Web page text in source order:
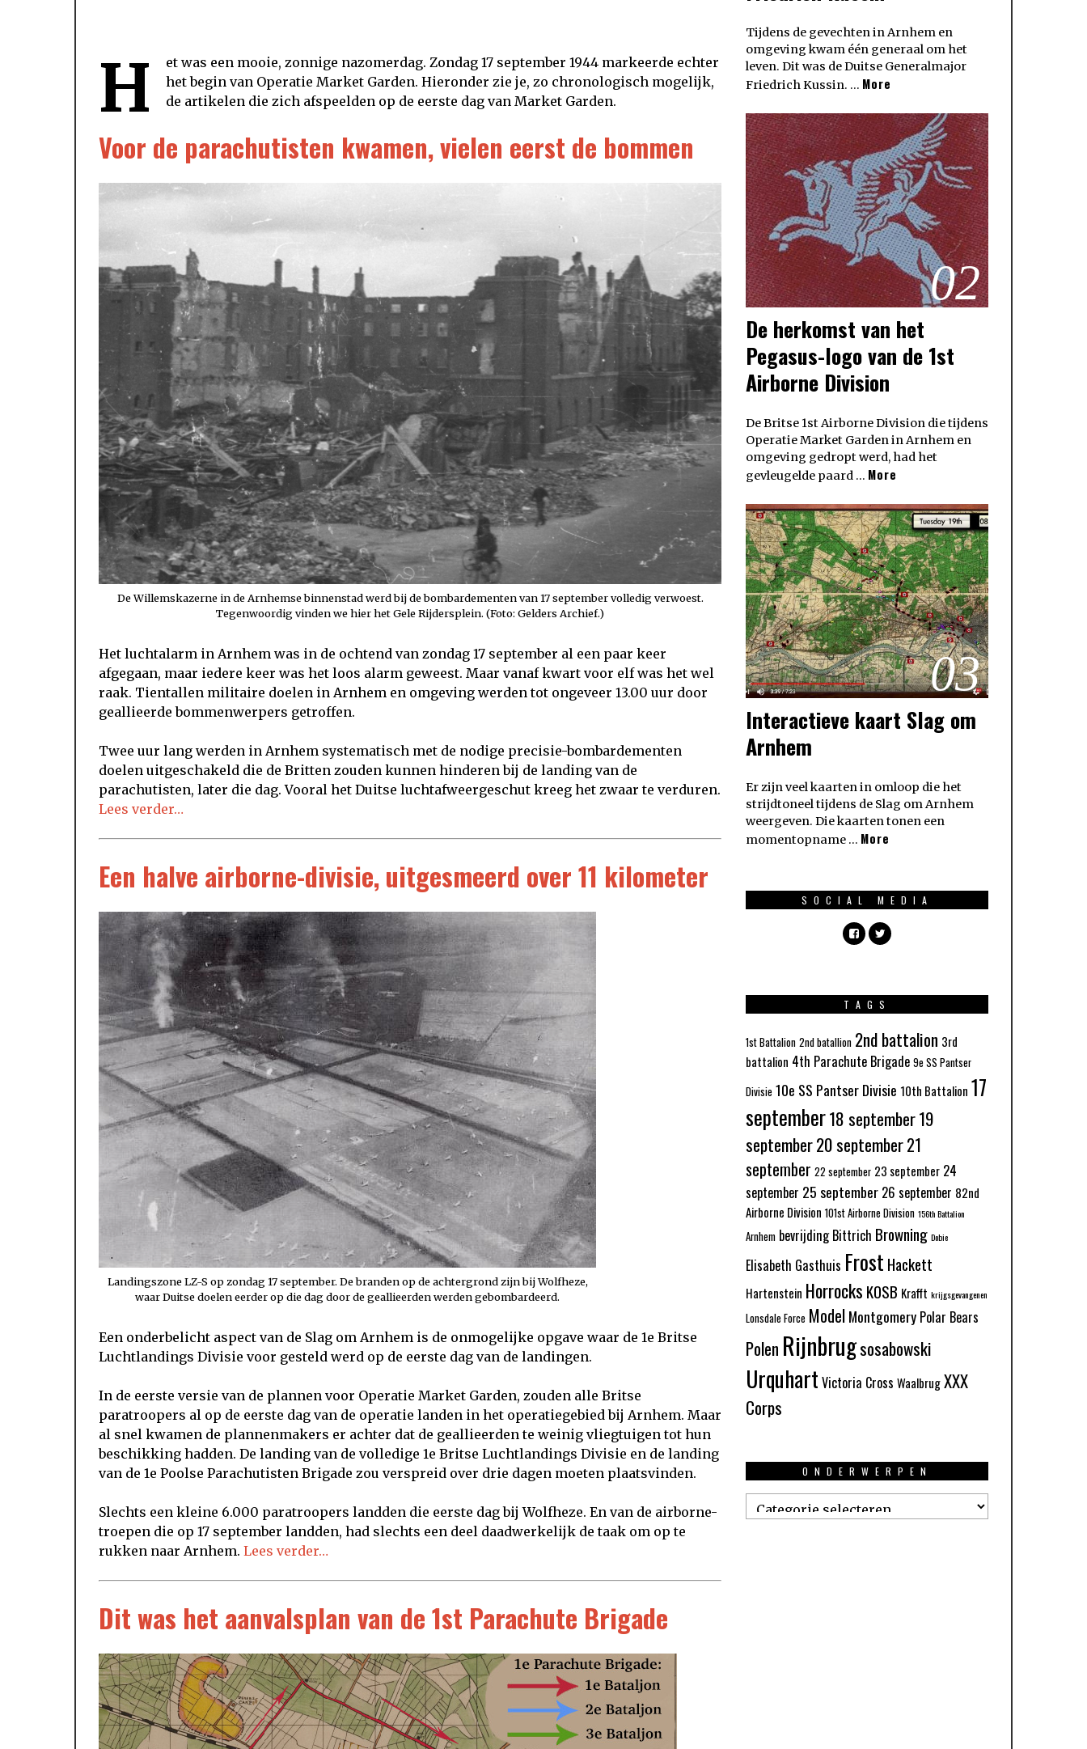
H
et was een mooie, zonnige nazomerdag. Zondag 17 september 1944 markeerde echter
het begin van Operatie Market Garden. Hieronder zie je, zo chronologisch mogelijk,
de artikelen die zich afspeelden op de eerste dag van Market Garden.
Voor de parachutisten kwamen, vielen eerst de bommen
De Willemskazerne in de Arnhemse binnenstad werd bij de bombardementen van 17 september volledig verwoest.
Tegenwoordig vinden we hier het Gele Rijdersplein. (Foto: Gelders Archief.)
Het luchtalarm in Arnhem was in de ochtend van zondag 17 september al een paar keer
afgegaan, maar iedere keer was het loos alarm geweest. Maar vanaf kwart voor elf was het wel
raak. Tientallen militaire doelen in Arnhem en omgeving werden tot ongeveer 13.00 uur door
geallieerde bommenwerpers getroffen.
Twee uur lang werden in Arnhem systematisch met de nodige precisie-bombardementen
doelen uitgeschakeld die de Britten zouden kunnen hinderen bij de landing van de
parachutisten, later die dag. Vooral het Duitse luchtafweergeschut kreeg het zwaar te verduren.
Lees verder…
Een halve airborne-divisie, uitgesmeerd over 11 kilometer
Landingszone LZ-S op zondag 17 september. De branden op de achtergrond zijn bij Wolfheze,
waar Duitse doelen eerder op die dag door de geallieerden werden gebombardeerd.
Een onderbelicht aspect van de Slag om Arnhem is de onmogelijke opgave waar de 1e Britse
Luchtlandings Divisie voor gesteld werd op de eerste dag van de landingen.
In de eerste versie van de plannen voor Operatie Market Garden, zouden alle Britse
paratroopers al op de eerste dag van de operatie landen in het operatiegebied bij Arnhem. Maar
al snel kwamen de plannenmakers er achter dat de geallieerden te weinig vliegtuigen tot hun
beschikking hadden. De landing van de volledige 1e Britse Luchtlandings Divisie en de landing
van de 1e Poolse Parachutisten Brigade zou verspreid over drie dagen moeten plaatsvinden.
Slechts een kleine 6.000 paratroopers landden die eerste dag bij Wolfheze. En van de airborne-
troepen die op 17 september landden, had slechts een deel daadwerkelijk de taak om op te
rukken naar Arnhem. Lees verder…
Dit was het aanvalsplan van de 1st Parachute Brigade
Tijdens de gevechten in Arnhem en
omgeving kwam één generaal om het
leven. Dit was de Duitse Generalmajor
Friedrich Kussin. … More
02
De herkomst van het
Pegasus-logo van de 1st
Airborne Division
De Britse 1st Airborne Division die tijdens
Operatie Market Garden in Arnhem en
omgeving gedropt werd, had het
gevleugelde paard … More
03
Interactieve kaart Slag om
Arnhem
Er zijn veel kaarten in omloop die het
strijdtoneel tijdens de Slag om Arnhem
weergeven. Die kaarten tonen een
momentopname … More
SOCIAL MEDIA
TAGS
1st Battalion 2nd batallion 2nd battalion 3rd
battalion 4th Parachute Brigade 9e SS Pantser
Divisie 10e SS Pantser Divisie 10th Battalion 17
september18 september19
september20 september21
september 22 september 23 september 24
september 25 september 26 september 82nd
Airborne Division 101st Airborne Division 156th Battalion
Arnhem bevrijding Bittrich Browning Dobie
Elisabeth Gasthuis Frost Hackett
Hartenstein Horrocks KOSB Krafft krijgsgevangenen
Lonsdale Force ModelMontgomery Polar Bears
Polen Rijnbrugsosabowski
Urquhart Victoria Cross WaalbrugXXX
Corps
ONDERWERPEN
Onderwerpen